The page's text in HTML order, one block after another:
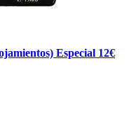
Especial 12€